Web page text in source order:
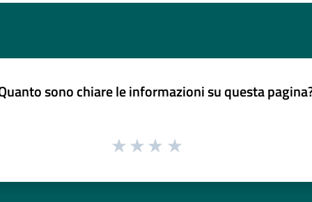
sono chiare le informazioni su questa